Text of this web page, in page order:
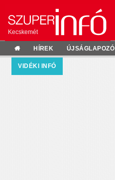
Kecskemét
HÍREK ÚJSÁGLAPOZÓ
VIDÉKI INFÓ